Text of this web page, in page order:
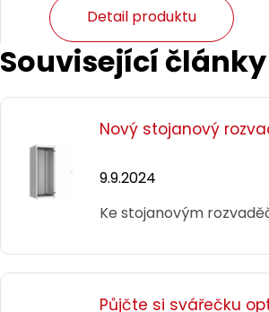
Detail produktu
Související články
Nový stojanový
9.9.2024
Ke stojanovým
Půjčte si svářečku